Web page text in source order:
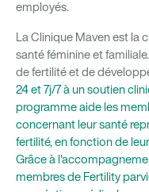
employés.
La Clinique Maven est la
santé féminine et
de fertilité et de
24 et 7j/7 à un soutien
programme aide les
concernant leur santé
fertilité, en fonction de
Grâce à
membres de Fertility